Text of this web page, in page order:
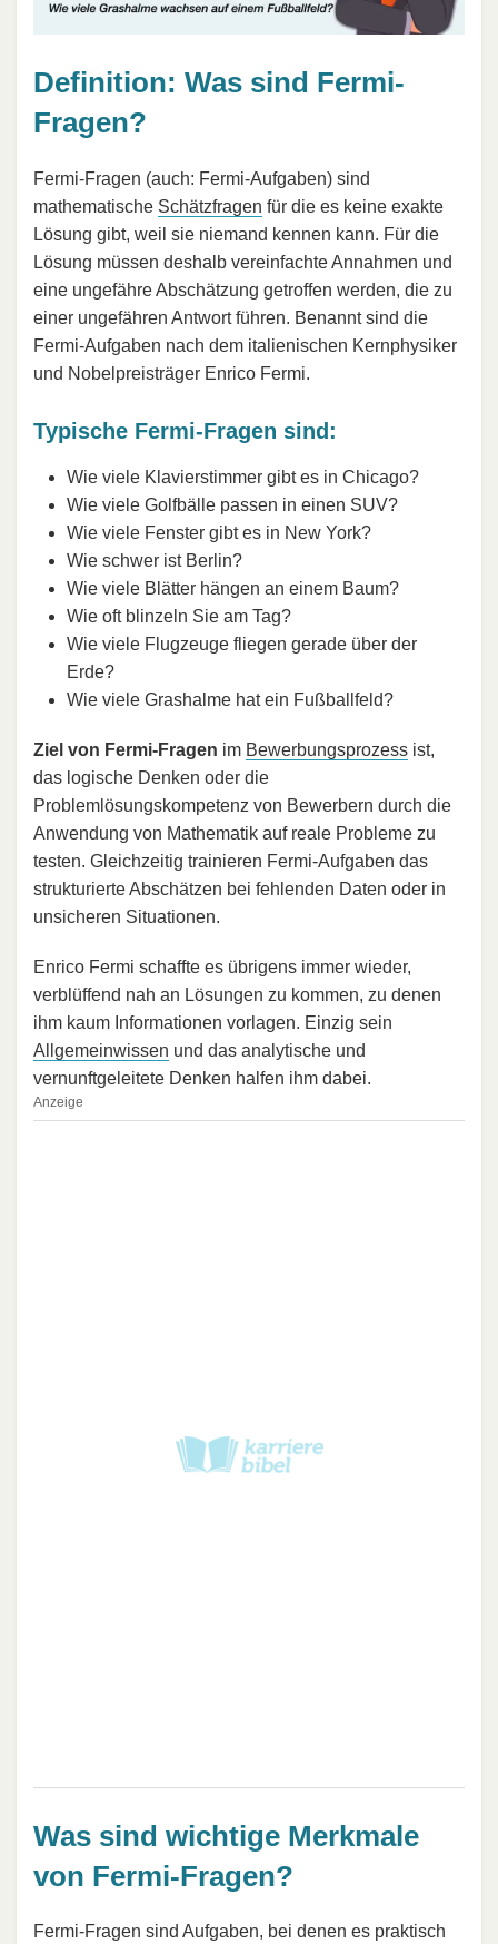
Definition: Was sind Fermi-
Fragen?
Fermi-Fragen (auch: Fermi-Aufgaben) sind
mathematische Schätzfragen für die es keine exakte
Lösung gibt, weil sie niemand kennen kann. Für die
Lösung müssen deshalb vereinfachte Annahmen und
eine ungefähre Abschätzung getroffen werden, die zu
einer ungefähren Antwort führen. Benannt sind die
Fermi-Aufgaben nach dem italienischen Kernphysiker
und Nobelpreisträger Enrico Fermi.
Typische Fermi-Fragen sind:
Wie viele Klavierstimmer gibt es in Chicago?
Wie viele Golfbälle passen in einen SUV?
Wie viele Fenster gibt es in New York?
Wie schwer ist Berlin?
Wie viele Blätter hängen an einem Baum?
Wie oft blinzeln Sie am Tag?
Wie viele Flugzeuge fliegen gerade über der
Erde?
Wie viele Grashalme hat ein Fußballfeld?
Ziel von Fermi-Fragen im Bewerbungsprozess ist,
das logische Denken oder die
Problemlösungskompetenz von Bewerbern durch die
Anwendung von Mathematik auf reale Probleme zu
testen. Gleichzeitig trainieren Fermi-Aufgaben das
strukturierte Abschätzen bei fehlenden Daten oder in
unsicheren Situationen.
Enrico Fermi schaffte es übrigens immer wieder,
verblüffend nah an Lösungen zu kommen, zu denen
ihm kaum Informationen vorlagen. Einzig sein
Allgemeinwissen und das analytische und
vernunftgeleitete Denken halfen ihm dabei.
Anzeige
Was sind wichtige Merkmale
von Fermi-Fragen?
Fermi-Fragen sind Aufgaben, bei denen es praktisch